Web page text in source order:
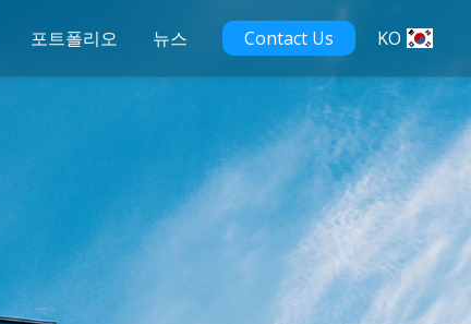
포트폴리오 뉴스 Contact Us KO